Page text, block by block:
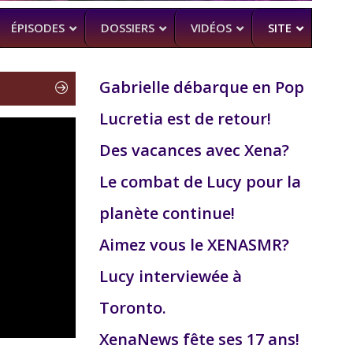
–
ÉPISODES DOSSIERS VIDÉOS SITE
Gabrielle débarque en Pop
Lucretia est de retour!
Des vacances avec Xena?
Le combat de Lucy pour la
planète continue!
Aimez vous le XENASMR?
Lucy interviewée à
Toronto.
XenaNews fête ses 17 ans!